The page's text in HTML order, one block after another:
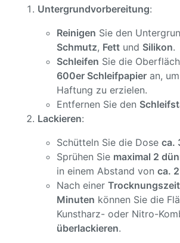
Untergrundvorbereitung:
Reinigen Sie den
Schmutz, Fett und Silikon.
Schleifen Sie die
600er Schleifpapier an,
Haftung zu erzielen.
Entfernen Sie den
Lackieren:
Schütteln Sie die Dose ca.
Sprühen Sie maximal 2
in einem Abstand von ca.
Nach einer
Minuten können Sie die
Kunstharz- oder Nitro-
überlackieren.